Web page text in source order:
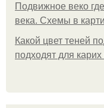
Подвижное веко
века. Схемы в
Какой цвет теней
подходят для карих